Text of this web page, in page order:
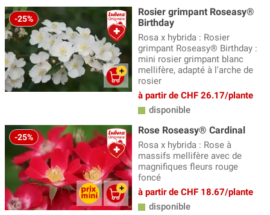
-25%
Rosier grimpant Roseasy®
Birthday
Rosa x hybrida : Rosier
grimpant Roseasy® Birthday :
mini rosier grimpant blanc
mellifère, adapté à l'arche de
rosier
à partir de CHF 26.17/plante
disponible
-25%
Rose Roseasy® Cardinal
Rosa x hybrida : Rose à
massifs mellifère avec de
magnifiques fleurs rouge
foncé
à partir de CHF 18.67/plante
disponible